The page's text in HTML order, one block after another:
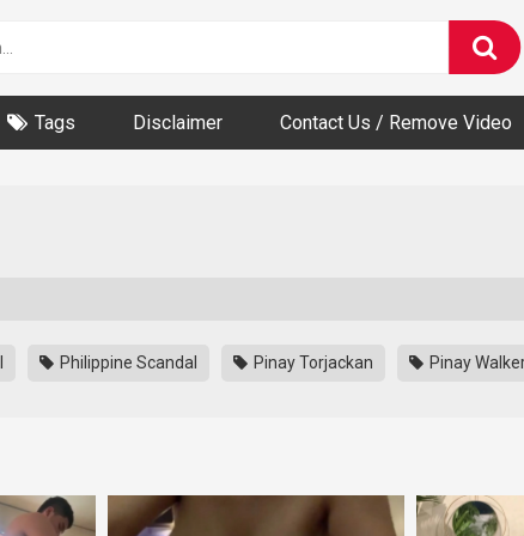
Tags Disclaimer Contact Us / Remove Video
Philippine Scandal Pinay Torjackan Pinay